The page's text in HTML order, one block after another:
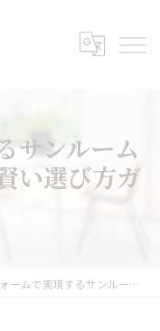
サンルーム
い選び方ガ
で実現するサンルームの快適空間づくりと賢い選び方ガイド